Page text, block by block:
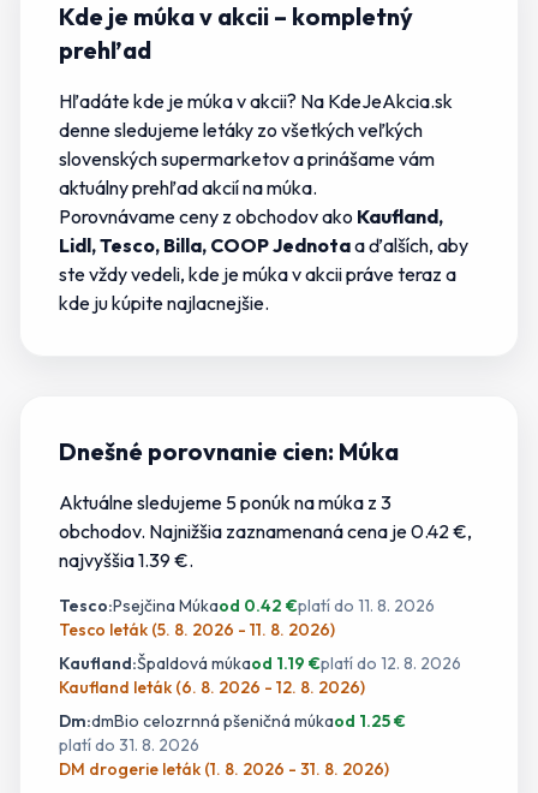
Kde je múka v akcii – kompletný
prehľad
Hľadátekde je múka v akcii? Na KdeJeAkcia.sk
denne sledujeme letáky zo všetkých veľkých
slovenských supermarketov a prinášame vám
aktuálny prehľad akcií namúka.
Porovnávame ceny z obchodov ako Kaufland,
Lidl, Tesco, Billa, COOP Jednotaa ďalších, aby
ste vždy vedeli, kde je múka v akciipráve teraz a
kde jukúpite najlacnejšie.
Dnešné porovnanie cien: Múka
Aktuálne sledujeme 5ponúknamúka z 3
obchodov. Najnižšia zaznamenaná cena je 0.42 €,
najvyššia 1.39 €.
Tesco:Psejčina Múkaod 0.42 €platí do 11. 8. 2026
Tesco leták (5. 8. 2026 - 11. 8. 2026)
Kaufland:Špaldová múkaod 1.19 €platí do 12. 8. 2026
Kaufland leták (6. 8. 2026 - 12. 8. 2026)
Dm:dmBio celozrnná pšeničná múkaod 1.25€
platí do 31. 8. 2026
DM drogerie leták (1. 8. 2026 - 31. 8. 2026)